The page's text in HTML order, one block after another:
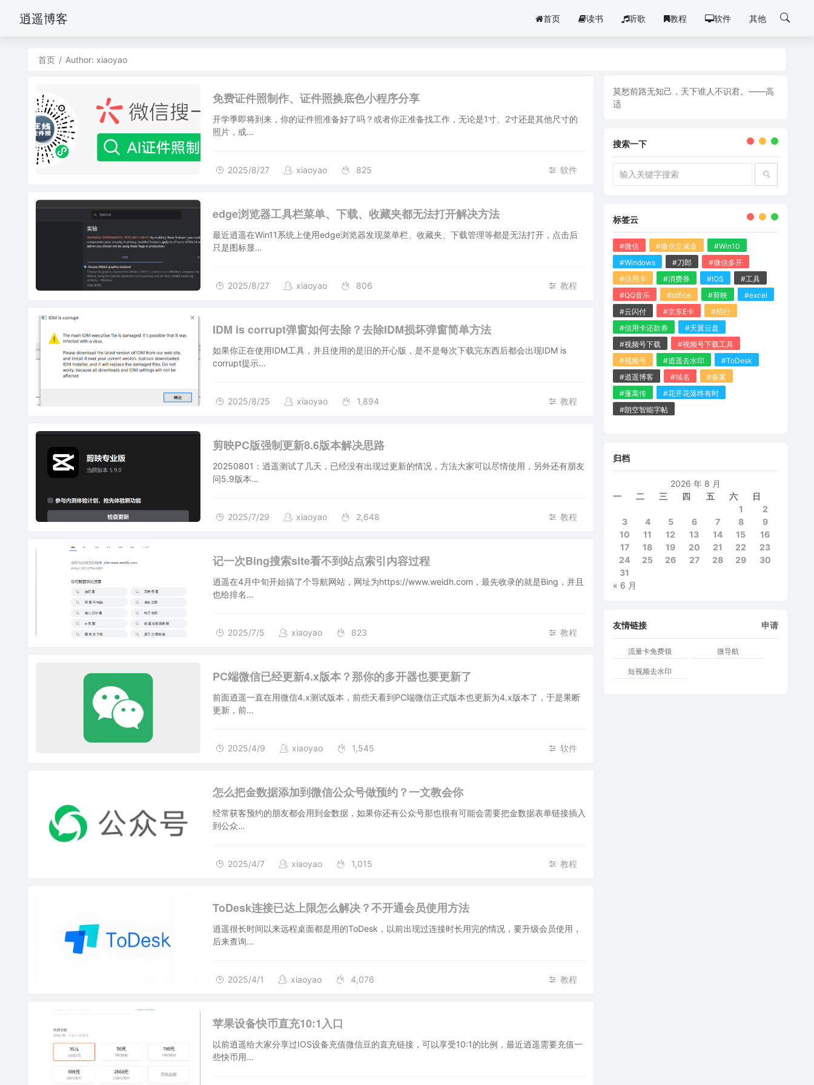
逍遥博客 首页 读书 听歌 教程 软件 其他
首页 / Author: xiaoyao
2025/8/27
免费证件照制作、证件照换底色小程序分享
开学季即将到来，你的证件照准备好了吗？或者你正准备找工作，无论是1寸、2寸还是其他尺寸的
照片，或…
软件
2025/8/27 xiaoyao 825
2025/8/27
edge浏览器工具栏菜单、下载、收藏夹都无法打开解决方法
最近逍遥在Win11系统上使用edge浏览器发现菜单栏、收藏夹、下载管理等都是无法打开，点击后
只是图标显…
教程
2025/8/27 xiaoyao 806
2025/8/25
IDM is corrupt弹窗如何去除？去除IDM损坏弹窗简单方法
如果你正在使用IDM工具，并且使用的是旧的开心版，是不是每次下载完东西后都会出现IDM is
corrupt提示…
教程
2025/8/25 xiaoyao 1,894
2025/7/29
剪映PC版强制更新8.6版本解决思路
20250801：逍遥测试了几天，已经没有出现过更新的情况，方法大家可以尽情使用，另外还有朋友
问5.9版本…
教程
2025/7/29 xiaoyao 2,648
2025/7/5
记一次Bing搜索site看不到站点索引内容过程
逍遥在4月中旬开始搞了个导航网站，网址为https://www.weidh.com，最先收录的就是Bing，并且
也给排名…
教程
2025/7/5 xiaoyao 823
2025/4/9
PC端微信已经更新4.x版本？那你的多开器也要更新了
前面逍遥一直在用微信4.x测试版本，前些天看到PC端微信正式版本也更新为4.x版本了，于是果断
更新，前…
软件
2025/4/9 xiaoyao 1,545
2025/4/7
怎么把金数据添加到微信公众号做预约？一文教会你
经常获客预约的朋友都会用到金数据，如果你还有公众号那也很有可能会需要把金数据表单链接插入
到公众…
教程
2025/4/7 xiaoyao 1,015
2025/4/1
ToDesk连接已达上限怎么解决？不开通会员使用方法
逍遥很长时间以来远程桌面都是用的ToDesk，以前出现过连接时长用完的情况，要升级会员使用，
后来查询…
教程
2025/4/1 xiaoyao 4,076
2025/3/31
苹果设备快币直充10:1入口
以前逍遥给大家分享过IOS设备充值微信豆的直充链接，可以享受10:1的比例，最近逍遥需要充值一
些快币用…
莫愁前路无知己，天下谁人不识君。——高
适
搜索一下
标签云
#微信 #微信立减金
#Win10
#Windows
#刀郎
#微信多开
#信用卡
#消费券 #IOS
#工具
#QQ音乐
#office #剪映
#excel
#云闪付
#京东E卡
#招行
#信用卡还款券
#天翼云盘
#视频号下载
#视频号下载工具
#视频号
#逍遥去水印
#ToDesk
#逍遥博客
#域名
#备案
#蓬蒿传
#花开花落终有时
#朗空智能字帖
归档
2026 年 8 月
一
二 三 四 五 六
日
1
2
3
4 5 6 7 8
9
10
11 12 13 14 15
16
17
18 19 20 21 22
23
24
25 26 27 28 29
30
31
« 6 月
友情链接 申请
流量卡免费领 微导航
短视频去水印